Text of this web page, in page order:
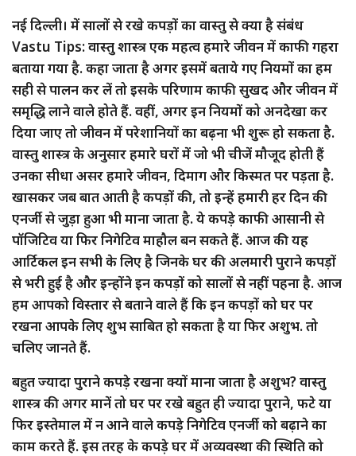
नई दिल्ली। में सालों से रखे कपड़ों का वास्तु से क्या है संबंध
Vastu Tips: वास्तु शास्त्र एक महत्व हमारे जीवन में काफी गहरा
बताया गया है. कहा जाता है अगर इसमें बताये गए नियमों का हम
सही से पालन कर लें तो इसके परिणाम काफी सुखद और जीवन में
समृद्धि लाने वाले होते हैं. वहीं, अगर इन नियमों को अनदेखा कर
दिया जाए तो जीवन में परेशानियों का बढ़ना भी शुरू हो सकता है.
वास्तु शास्त्र के अनुसार हमारे घरों में जो भी चीजें मौजूद होती हैं
उनका सीधा असर हमारे जीवन, दिमाग और किस्मत पर पड़ता है.
खासकर जब बात आती है कपड़ों की, तो इन्हें हमारी हर दिन की
एनर्जी से जुड़ा हुआ भी माना जाता है. ये कपड़े काफी आसानी से
पॉजिटिव या फिर निगेटिव माहौल बन सकते हैं. आज की यह
आर्टिकल इन सभी के लिए है जिनके घर की अलमारी पुराने कपड़ों
से भरी हुई है और इन्होंने इन कपड़ों को सालों से नहीं पहना है. आज
हम आपको विस्तार से बताने वाले हैं कि इन कपड़ों को घर पर
रखना आपके लिए शुभ साबित हो सकता है या फिर अशुभ. तो
चलिए जानते हैं.
बहुत ज्यादा पुराने कपड़े रखना क्यों माना जाता है अशुभ? वास्तु
शास्त्र की अगर मानें तो घर पर रखे बहुत ही ज्यादा पुराने, फटे या
फिर इस्तेमाल में न आने वाले कपड़े निगेटिव एनर्जी को बढ़ाने का
काम करते हैं. इस तरह के कपड़े घर में अव्यवस्था की स्थिति को